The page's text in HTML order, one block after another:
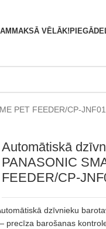
MAKSĀ VĒLĀK! PIEGĀDE
PET FEEDER/CP-
Automātiskā
PANASONIC
FEEDER/CP-
dzīvnieku
precīza barošanas